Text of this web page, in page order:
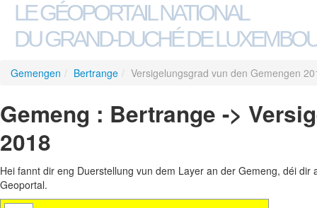
LE GÉOPORTAIL NATIONAL
DU GRAND-DUCHÉ DE
Gemengen / Bertrange / Versigelungsgrad vun den Gemengen
Gemeng : Bertrange ->
2018
Hei fannt dir eng Duerstellung vun dem Layer an der Gemeng, déi
Geoportal.